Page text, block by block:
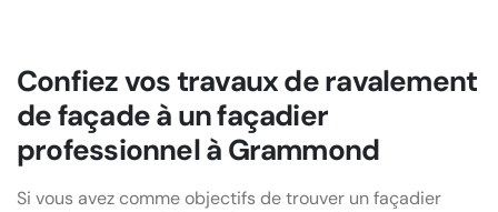
Confiez vos travaux de ravalement
de façade à un façadier
professionnel à Grammond
Si vous avez comme objectifs de trouver un façadier